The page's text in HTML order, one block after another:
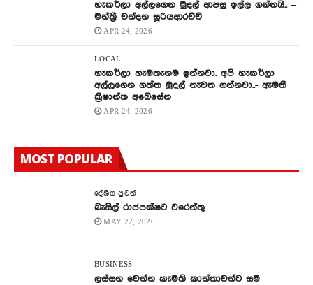
හැකර්ලා අල්ලගෙන මුදල් ආපසු ඉල්ල ගන්නයි.. –
මන්ත්‍රී චන්දන සූරියආරච්චි
APR 24, 2026
LOCAL
හැකර්ලා හැමතැනම ඉන්නවා. අපි හැකර්ලා
අල්ලගෙන ගත්ත මුදල් නැවත ගන්නවා..- ඇමති
ක්‍රිෂාන්ත අබේසේන
APR 24, 2026
MOST POPULAR
දේශිය පුවත්
බැසිල් රාජපක්ෂට වරෙන්තු
MAY 22, 2026
BUSINESS
ලස්සන වෙන්න කැමති කාන්තාවන්ට සම